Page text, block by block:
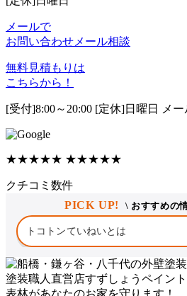
メールで
お問い合わせ メール相談
無料見積もりは
こちらから！
[受付]8:00～20:00 [定休]日曜日 メー
★★★★★ ★★★★★
クチコミ数件
PICK UP!
\ おすすめの